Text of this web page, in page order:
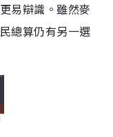
易辯識。雖然麥
總算仍有另一選